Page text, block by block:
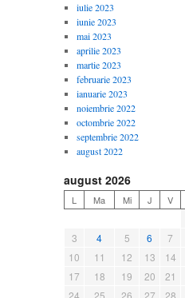
iulie 2023
iunie 2023
mai 2023
aprilie 2023
martie 2023
februarie 2023
ianuarie 2023
noiembrie 2022
octombrie 2022
septembrie 2022
august 2022
august 2026
L Ma Mi J V
3
4 5 6 7
10
11 12 13 14
17
18 19 20 21
24
25 26 27 28